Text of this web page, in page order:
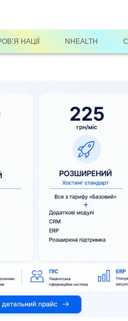
НАЦІЇ NHEALTH